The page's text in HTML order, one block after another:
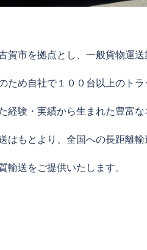
賀市を拠点とし、一般貨物運送
ため自社で１００台以上のトラ
経験・実績から生まれた豊富
はもとより、全国への長距離輸
輸送をご提供いたします。